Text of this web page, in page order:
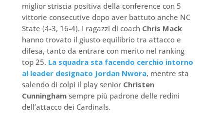
miglior striscia positiva della conference con 5
vittorie consecutive dopo aver battuto anche NC
State (4-3, 16-4). I ragazzi di coach Chris Mack
hanno trovato il giusto equilibrio tra attacco e
difesa, tanto da entrare con merito nel ranking
top 25. La squadra sta facendo cerchio intorno
al leader designato Jordan Nwora, mentre sta
salendo di colpi il play senior Christen
Cunninghamsempre più padrone delle redini
dell’attacco dei Cardinals.